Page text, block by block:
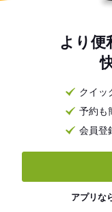
より便
クイッ
予約も
会員登
アプリな